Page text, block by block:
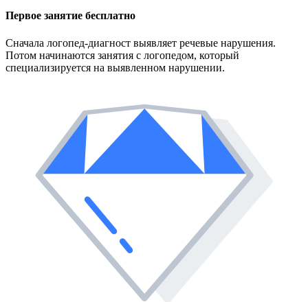
Первое занятие бесплатно
Сначала логопед-диагност выявляет речевые нарушения.
Потом начинаются занятия с логопедом, который
специализируется на выявленном нарушении.